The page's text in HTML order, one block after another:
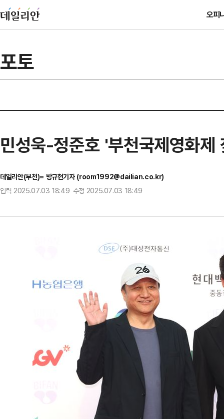
오피
포토
민성욱-정준호 '부천국제영화제
데일리안(부천)= 방규현기자 (room1992@dailian.co.kr)
입력 2025.07.03 18:49 수정 2025.07.03 18:49